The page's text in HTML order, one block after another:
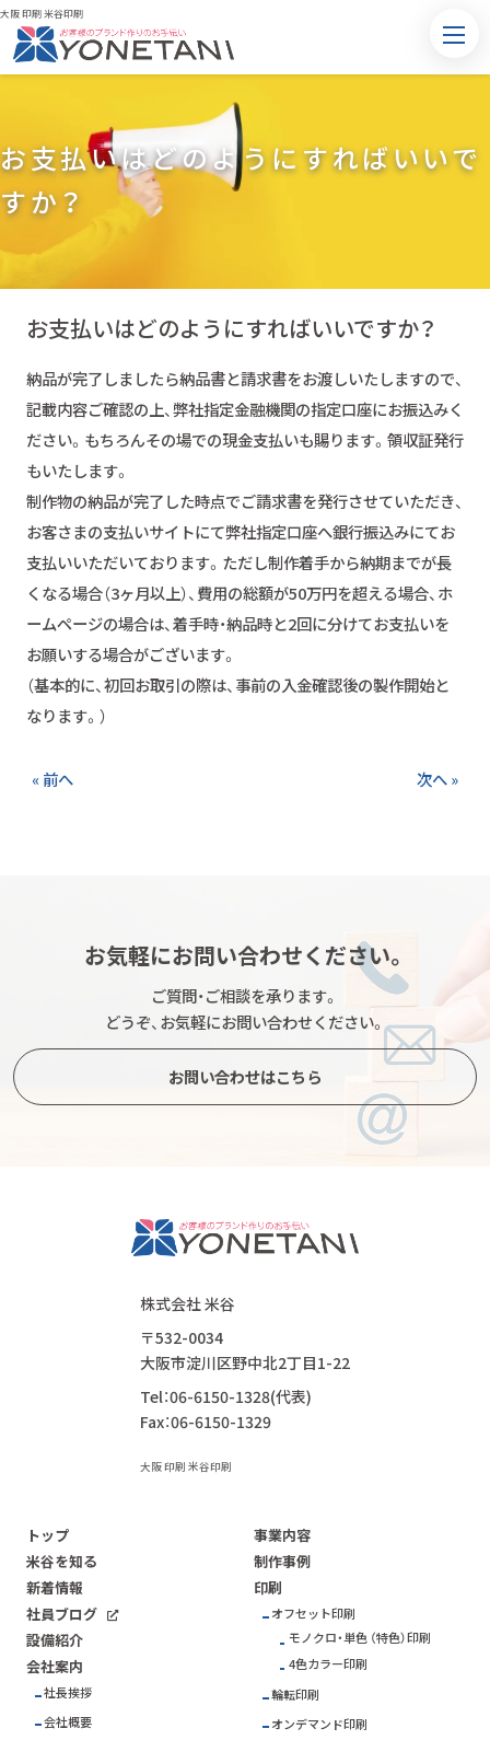
大阪 印刷 米谷印刷
お支払いはどのようにすればいいで
すか？
お支払いはどのようにすればいいですか？
納品が完了しましたら納品書と請求書をお渡しいたしますので、
記載内容ご確認の上、弊社指定金融機関の指定口座にお振込みく
ださい。もちろんその場での現金支払いも賜ります。領収証発行
もいたします。
制作物の納品が完了した時点でご請求書を発行させていただき、
お客さまの支払いサイトにて弊社指定口座へ銀行振込みにてお
支払いいただいております。ただし制作着手から納期までが長
くなる場合（3ヶ月以上）、費用の総額が50万円を超える場合、ホ
ームページの場合は、着手時・納品時と2回に分けてお支払いを
お願いする場合がございます。
（基本的に、初回お取引の際は、事前の入金確認後の製作開始と
なります。）
« 前へ 次へ »
お気軽にお問い合わせください。
ご質問・ご相談を承ります。
どうぞ、お気軽にお問い合わせください。
お問い合わせはこちら
株式会社 米谷
〒532-0034
大阪市淀川区野中北2丁目1-22
Tel：06-6150-1328(代表)
Fax：06-6150-1329
大阪 印刷 米谷印刷
トップ
米谷を知る
新着情報
社員ブログ
設備紹介
会社案内
社長挨拶
会社概要
事業内容
制作事例
印刷
オフセット印刷
モノクロ・単色 （特色）印刷
4色カラー印刷
輪転印刷
オンデマンド印刷